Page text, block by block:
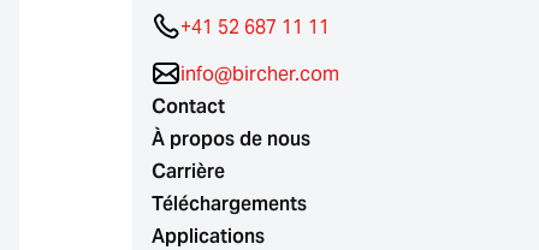
+41 52 687 11 11
info@bircher.com
Contact
À propos de nous
Carrière
Téléchargements
Applications